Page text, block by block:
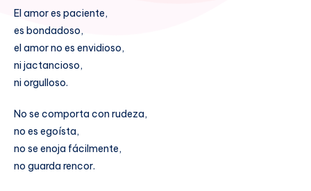
El amor es paciente,
es bondadoso,
el amor no es envidioso,
ni jactancioso,
ni orgulloso.
No se comporta con rudeza,
no es egoísta,
no se enoja fácilmente,
no guarda rencor.